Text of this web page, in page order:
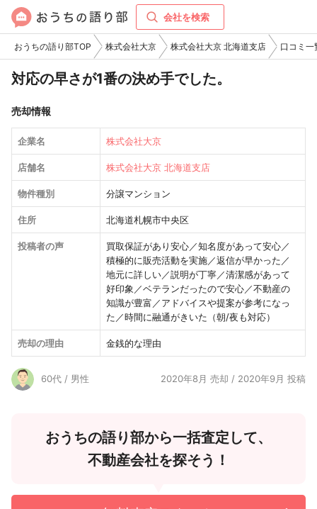
会社を検索
おうちの語り部TOP 株式会社大京 株式会社大京 北海道支店 口コミ一
対応の早さが1番の決め手でした。
売却情報
企業名 株式会社大京
店舗名 株式会社大京 北海道支店
物件種別 分譲マンション
住所 北海道札幌市中央区
投稿者の声
買取保証があり安心／知名度があって安心／
積極的に販売活動を実施／返信が早かった／
地元に詳しい／説明が丁寧／清潔感があって
好印象／ベテランだったので安心／不動産の
知識が豊富／アドバイスや提案が参考になっ
た／時間に融通がきいた（朝/夜も対応）
売却の理由 金銭的な理由
60代 / 男性 2020年8月 売却 / 2020年9月 投稿
おうちの語り部から一括査定して、
不動産会社を探そう！